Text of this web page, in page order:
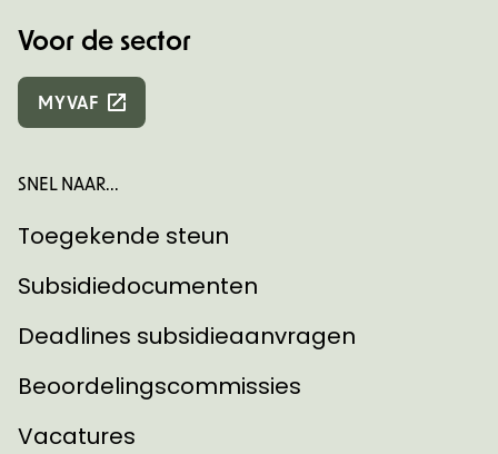
Voor de sector
MYVAF
SNEL NAAR...
Toegekende steun
Subsidiedocumenten
Deadlines subsidieaanvragen
Beoordelingscommissies
Vacatures